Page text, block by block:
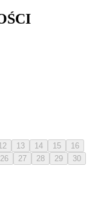
13 14 15
16
26 27 28 29
30